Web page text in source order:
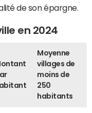
de son épargne.
en 2024
Moyenne
villages de
moins de
250
habitants